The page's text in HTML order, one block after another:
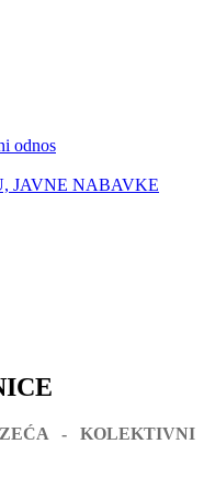
odnos
JAVNE NABAVKE
- KOLEKTIVNI